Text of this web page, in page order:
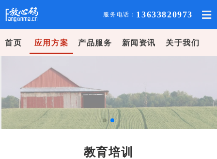
服务电话： 13633820973
首页 应用方案 产品服务 新闻资讯 关于我们
教育培训